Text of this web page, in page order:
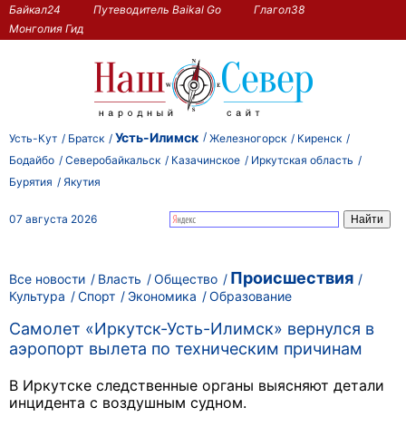
Байкал24 Путеводитель Baikal Go
Глагол38
Монголия Гид
Усть-Кут Братск Усть-Илимск Железногорск
Киренск
Бодайбо
Северобайкальск Казачинское
Иркутская область
Бурятия
Якутия
07 августа 2026
Все новости Власть Общество Происшествия
Культура Спорт Экономика Образование
Самолет «Иркутск-Усть-Илимск» вернулся в
аэропорт вылета по техническим причинам
В Иркутске следственные органы выясняют детали
инцидента с воздушным судном.